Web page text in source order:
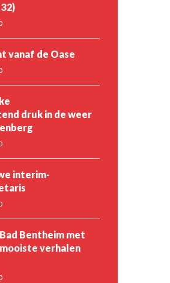
vanaf de Oase
druk in de weer
interim-
Bentheim met
verhalen